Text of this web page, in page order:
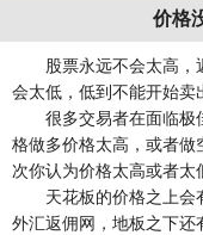
价格
股票永远不会太高，
会太低，低到不能开始卖
很多交易者在面临极
格做多价格太高，或者做
次你认为价格太高或者太
天花板的价格之上会有
外汇返佣网，地板之下还